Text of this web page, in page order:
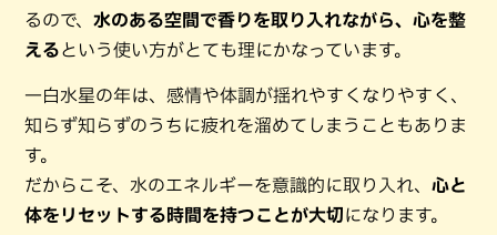
るので、 水のある空間で香りを取り入れながら、心を整
えるという使い方がとても理にかなっています。
一白水星の年は、感情や体調が揺れやすくなりやすく、
知らず知らずのうちに疲れを溜めてしまうこともありま
す。
だからこそ、水のエネルギーを意識的に取り入れ、 心と
体をリセットする時間を持つことが大切になります。